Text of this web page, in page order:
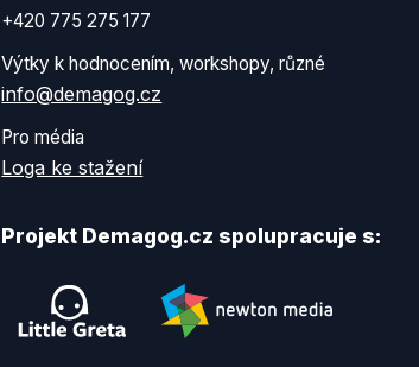
+420 775 275 177
Výtky k hodnocením, workshopy, různé
info@demagog.cz
Pro média
Loga ke stažení
Projekt Demagog.cz spolupracuje s: